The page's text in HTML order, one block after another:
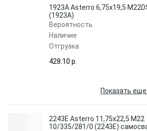
1923A Asterro 6,75x19,5
(1923A)
Вероятность
Наличие
Отгрузка
428.10 p.
Показать
2243E Asterro 11,75x22,5 M22
10/335/281/0 (2243E)